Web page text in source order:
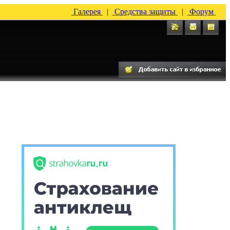
Галерея | Средства защиты | Форум